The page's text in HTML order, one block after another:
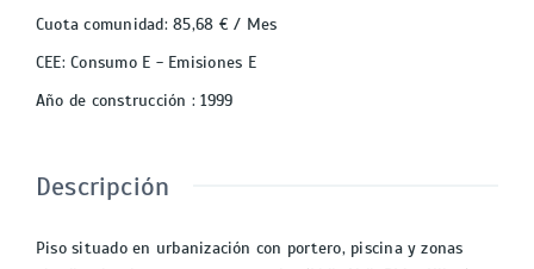
Cuota comunidad: 85,68 € / Mes
CEE: Consumo E - Emisiones E
Año de construcción : 1999
Descripción
Piso situado en urbanización con portero, piscina y zonas